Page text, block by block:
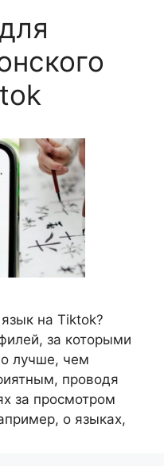
на Tiktok?
за которыми
лучше, чем
проводя
за просмотром
о языках,